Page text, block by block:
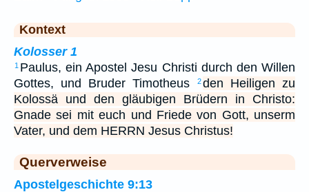
Kontext
Kolosser 1
1 Paulus, ein Apostel Jesu Christi durch den Willen
Gottes, und Bruder Timotheus
2den Heiligen zu
Kolossä und den gläubigen Brüdern in Christo:
Gnade sei mit euch und Friede von Gott, unserm
Vater, und dem HERRN Jesus Christus!
Querverweise
Apostelgeschichte 9:13